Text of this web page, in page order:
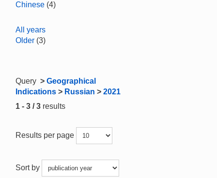
Chinese (4)
All years
Older (3)
Query > Geographical
Indications > Russian > 2021
1 - 3 / 3 results
Results per page
Sort by